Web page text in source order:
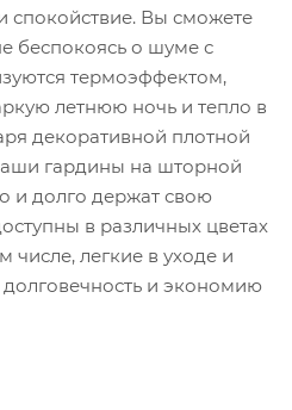
спокойствие. Вы сможете
беспокоясь о шуме с
термоэффектом,
летнюю ночь и тепло в
декоративной плотной
гардины на шторной
и долго держат свою
в различных цветах
легкие в уходе и
и экономию